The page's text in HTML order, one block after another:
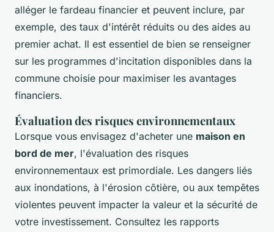
alléger le fardeau financier et peuvent inclure, par
exemple, des taux d'intérêt réduits ou des aides au
premier achat. Il est essentiel de bien se renseigner
sur les programmes d'incitation disponibles dans la
commune choisie pour maximiser les avantages
financiers.
Évaluation des risques environnementaux
Lorsque vous envisagez d'acheter une maison en
bord de mer, l'évaluation des risques
environnementaux est primordiale. Les dangers liés
aux inondations, à l'érosion côtière, ou aux tempêtes
violentes peuvent impacter la valeur et la sécurité de
votre investissement. Consultez les rapports